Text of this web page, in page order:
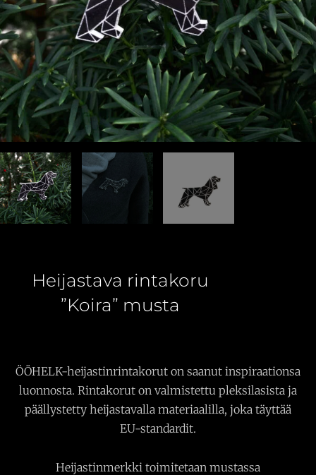
Heijastava rintakoru
”Koira” musta
ÖÖHELK-heijastinrintakorut on saanut inspiraationsa
luonnosta. Rintakorut on valmistettu pleksilasista ja
päällystetty heijastavalla materiaalilla, joka täyttää
EU-standardit.
Heijastinmerkki toimitetaan mustassa